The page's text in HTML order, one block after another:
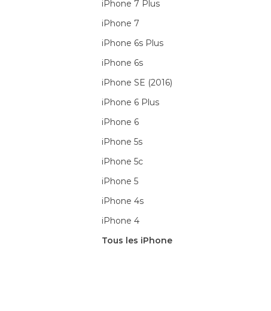
iPhone 7 Plus
iPhone 7
iPhone 6s Plus
iPhone 6s
iPhone SE (2016)
iPhone 6 Plus
iPhone 6
iPhone 5s
iPhone 5c
iPhone 5
iPhone 4s
iPhone 4
Tous les iPhone